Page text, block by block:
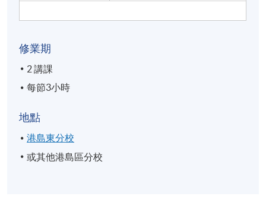
修業期
2 講課
每節3小時
地點
港島東分校
或其他港島區分校